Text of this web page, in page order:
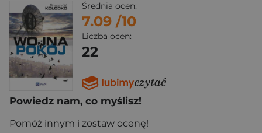
Średnia ocen:
7.09 /10
Liczba ocen:
22
Powiedz nam, co myślisz!
Pomóż innym i zostaw ocenę!